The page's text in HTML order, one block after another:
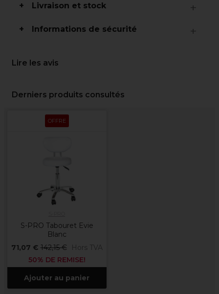
Livraison et stock
Informations de sécurité
Lire les avis
Derniers produits consultés
OFFRE
S-PRO Tabouret Evie
Blanc
71,07 € 142,15 €
Hors TVA
50% DE REMISE!
Ajouter au panier